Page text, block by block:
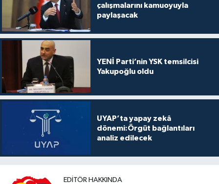
çalışmalarını kamuoyuyla
paylaşacak
YENİ Parti’nin YSK temsilcisi
Yakupoğlu oldu
UYAP’ta yapay zekâ
dönemi:Örgüt bağlantıları
analiz edilecek
EDITÖR HAKKINDA